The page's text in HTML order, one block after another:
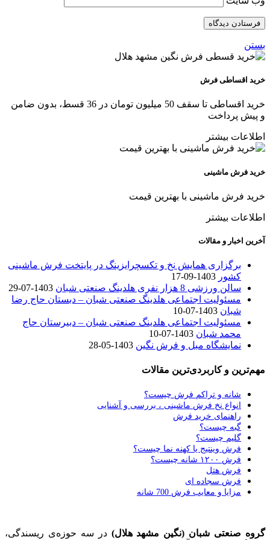
بستن
خرید اقساطی فرش
خرید اقساطی تا سقف 50 میلیون تومان در 36 قسط، بدون ضامن
و پیش پرداخت
اطلاعات بیشتر
خرید فرش ماشینی
خرید فرش ماشینی با بهترین قیمت
اطلاعات بیشتر
آخرین اخبار و مقالات
برگزاری همایش نخ و تکسچرایزینگ در پایتخت فرش ماشینی
کشور 1403-09-17
سالن ورزشی 8 هزار نفری هلدینگ صنعتی شبان
1403-07-29
مسئولیت اجتماعی هلدینگ صنعتی شبان – دبستان حاج رضا
شبان 1403-07-10
مسئولیت اجتماعی هلدینگ صنعتی شبان – دبیرستان حاج
محمد شبان 1403-07-10
نمایشگاه مبل و فرش نگین 1403-05-28
مهم‌ترین و کاربردی‌ترین مقالات
شانه و تراکم فرش چیست؟
انواع نخ فرش ماشینی ، بررسی و آشنایی
راهنمای خرید فرش
گبه چیست؟
گلیم چیست؟
فرش وینتیج یا کهنه نما چیست؟
فرش ۱۲۰۰ شانه چیست؟
فرش هتل
فرش سجاده ای
مزایا و معایب فرش 700 شانه
گروه صنعتی شبان (نگین مشهد هلال) در سه حوزه‌ی ریسندگی،